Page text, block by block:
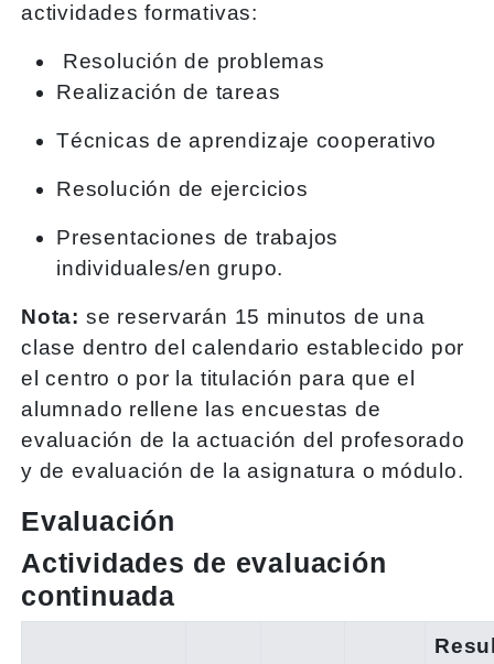
actividades formativas:
Resolución de problemas
Realización de tareas
Técnicas de aprendizaje cooperativo
Resolución de ejercicios
Presentaciones de trabajos
individuales/en grupo.
Nota: se reservarán 15 minutos de una
clase dentro del calendario establecido por
el centro o por la titulación para que el
alumnado rellene las encuestas de
evaluación de la actuación del profesorado
y de evaluación de la asignatura o módulo.
Evaluación
Actividades de evaluación
continuada